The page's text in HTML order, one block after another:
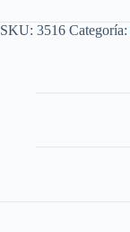
SKU: 3516 Categoría: